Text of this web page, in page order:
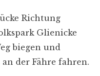
Richtung
Glienicke
biegen und
der Fähre fahren.